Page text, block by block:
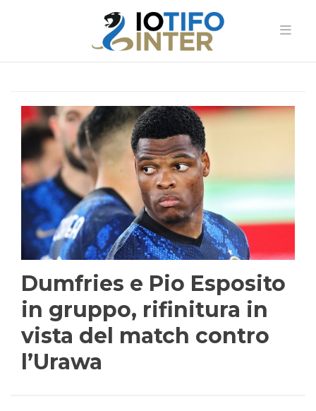
Dumfries e Pio Esposito
in gruppo, rifinitura in
vista del match contro
l’Urawa